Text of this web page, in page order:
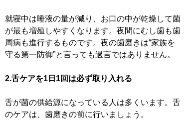
就寝中は唾液の量が減り、お口の中が乾燥して菌
が最も増殖しやすくなります。夜間にむし歯も歯
周病も進行するものです。夜の歯磨きは“家族を
守る第一防御”と言っても過言ではありません。
2.舌ケアを1日1回は必ず取り入れる
舌が菌の供給源になっている人は多くいます。舌
のケアは、歯磨きの前に行いましょう。